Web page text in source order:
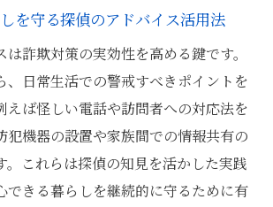
を守る探偵のアドバイス活用法
詐欺対策の実効性を高める鍵です。
、日常生活での警戒すべきポイントを
えば怪しい電話や訪問者への対応法を
犯機器の設置や家族間での情報共有の
。これらは探偵の知見を活かした実践
できる暮らしを継続的に守るために有